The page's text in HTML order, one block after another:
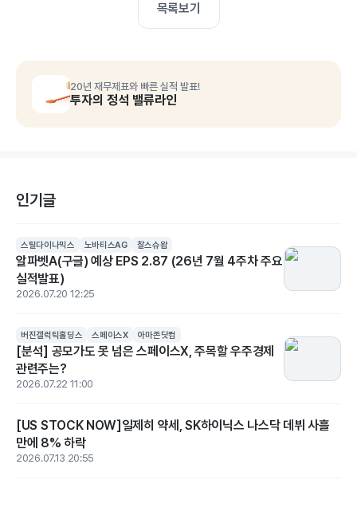
목록보기
20년 재무제표와 빠른 실적 발표!
투자의 정석 밸류라인
인기글
스틸다이나믹스 노바티스AG 찰스슈왑
알파벳A(구글) 예상 EPS 2.87 (26년 7월 4주차 주요
실적발표)
2026.07.20 12:25
버진갤럭틱홀딩스 스페이스X 아마존닷컴
[분석] 공모가도 못 넘은 스페이스X, 주목할 우주경제
관련주는?
2026.07.22 11:00
[US STOCK NOW]일제히 약세, SK하이닉스 나스닥 데뷔 사흘
만에 8% 하락
2026.07.13 20:55